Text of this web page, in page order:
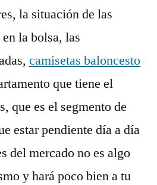
la situación de las
la bolsa, las
camisetas baloncesto
que tiene el
que es el segmento de
estar pendiente día a día
del mercado no es algo
y hará poco bien a tu